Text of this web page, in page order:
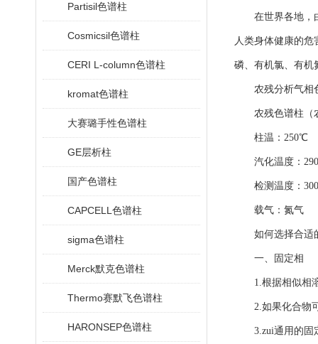
Partisil色谱柱
Cosmicsil色谱柱
CERI L-column色谱柱
kromat色谱柱
大赛璐手性色谱柱
GE层析柱
国产色谱柱
CAPCELL色谱柱
sigma色谱柱
Merck默克色谱柱
Thermo赛默飞色谱柱
HARONSEP色谱柱
在世界各地，由
人类身体健康的
磷、有机氯、有机
农残分析气相
农残色谱柱（农
柱温：250℃
汽化温度：
检测温度：
载气：氮气
如何选择合适的
一、固定相
1.根据相似相溶
2.如果化合物可
3.zui通用的固